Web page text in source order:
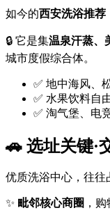
如今的西安洗浴推荐
🔒 它是集温泉汗蒸、
城市度假综合体。
✅ 地中海风、
✅ 水果饮料自
✅ 淘气堡、电
🚗 选址关键·
优质洗浴中心，往往
✨ 毗邻核心商圈 ，